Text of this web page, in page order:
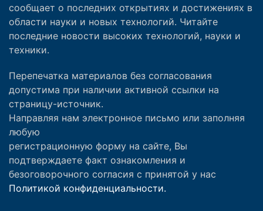
сообщает о последних открытиях и достижениях в
области науки и новых технологий. Читайте
последние новости высоких технологий, науки и
техники.
Перепечатка материалов без согласования
допустима при наличии активной ссылки на
страницу-источник.
Направляя нам электронное письмо или заполняя
любую
регистрационную форму на сайте, Вы
подтверждаете факт ознакомления и
безоговорочного согласия с принятой у нас
Политикой конфиденциальности.